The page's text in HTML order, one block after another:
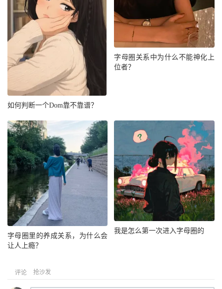
如何判断一个Dom靠不靠谱？
字母圈关系中为什么不能神化上
位者？
字母圈里的养成关系，为什么会
让人上瘾？
我是怎么第一次进入字母圈的
评论 抢沙发